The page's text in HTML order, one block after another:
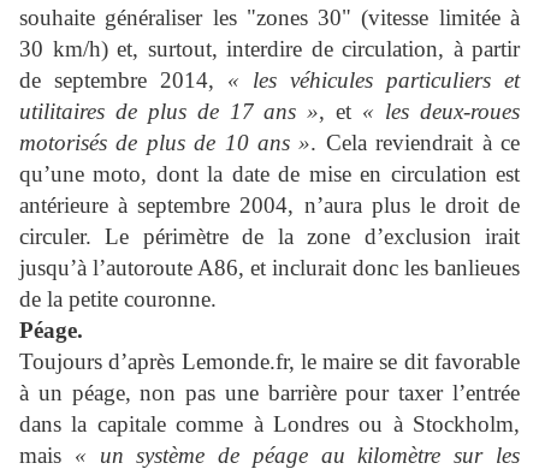
souhaite généraliser les "zones 30" (vitesse limitée à
30 km/h) et, surtout, interdire de circulation, à partir
de septembre 2014, « les véhicules particuliers et
utilitaires de plus de 17 ans », et « les deux-roues
motorisés de plus de 10 ans ». Cela reviendrait à ce
qu’une moto, dont la date de mise en circulation est
antérieure à septembre 2004, n’aura plus le droit de
circuler. Le périmètre de la zone d’exclusion irait
jusqu’à l’autoroute A86, et inclurait donc les banlieues
de la petite couronne.
Péage.
Toujours d’après Lemonde.fr, le maire se dit favorable
à un péage, non pas une barrière pour taxer l’entrée
dans la capitale comme à Londres ou à Stockholm,
mais « un système de péage au kilomètre sur les